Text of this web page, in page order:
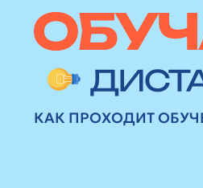
КАК ПРОХОДИТ